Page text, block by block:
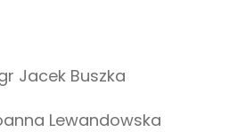
Jacek Buszka
Lewandowska